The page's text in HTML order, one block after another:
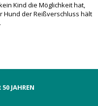
Kind die Möglichkeit hat,
der Reißverschluss hält
50 JAHREN